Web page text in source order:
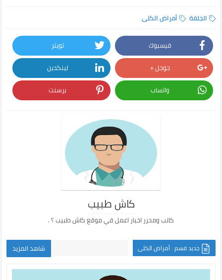
الجلفة أمراض الكلى
فيسبوك
تويتر
جوجل +
لينكدين
واتساب
برسنت
كاش طبيب
كاتب ومحرر اخبار اعمل في موقع كاش طبيب ؟ .
جديد قسم : أمراض الكلى شاهد المزيد